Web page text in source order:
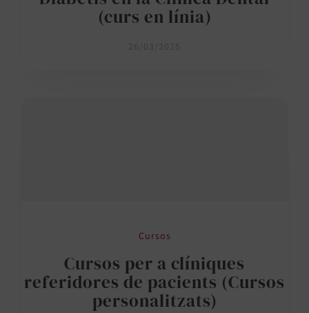
(curs en línia)
26/03/2025
Cursos
Cursos per a clíniques
referidores de pacients (Cursos
personalitzats)